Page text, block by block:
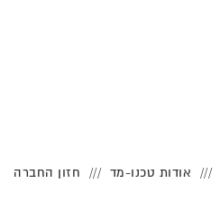
אודות טכנו-מד חזון החברה